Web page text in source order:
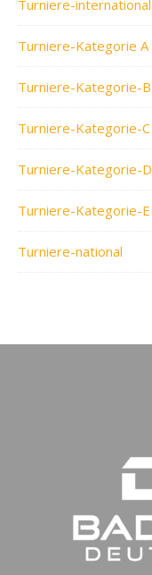
Turniere-international
Turniere-Kategorie A
Turniere-Kategorie-B
Turniere-Kategorie-C
Turniere-Kategorie-D
Turniere-Kategorie-E
Turniere-national